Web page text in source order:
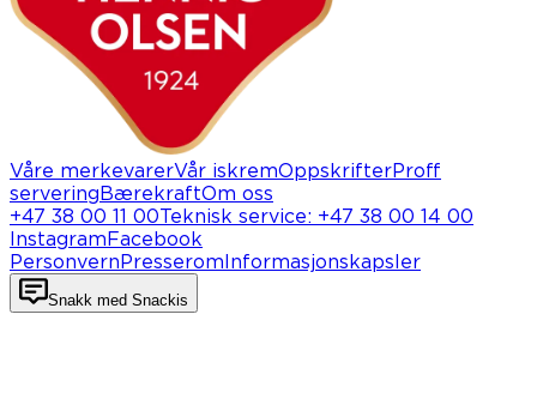
Våre merkevarerVår iskremOppskrifterProff
servering BærekraftOm oss
+47 38 00 11 00Teknisk service: +47 38 00 14 00
Instagram Facebook
Personvern Presserom Informasjonskapsler
Snakk med Snackis